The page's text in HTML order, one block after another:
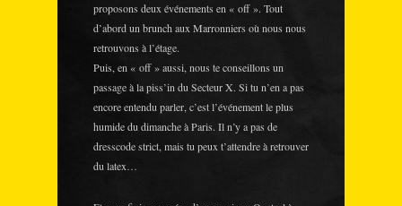
proposons deux événements en « off ». Tout
d’abord un brunch aux Marronniers où nous nous
retrouvons à l’étage.
Puis, en « off » aussi, nous te conseillons un
passage à la piss’in du Secteur X. Si tu n’en a pas
encore entendu parler, c’est l’événement le plus
humide du dimanche à Paris. Il n’y a pas de
dresscode strict, mais tu peux t’attendre à retrouver
du latex…